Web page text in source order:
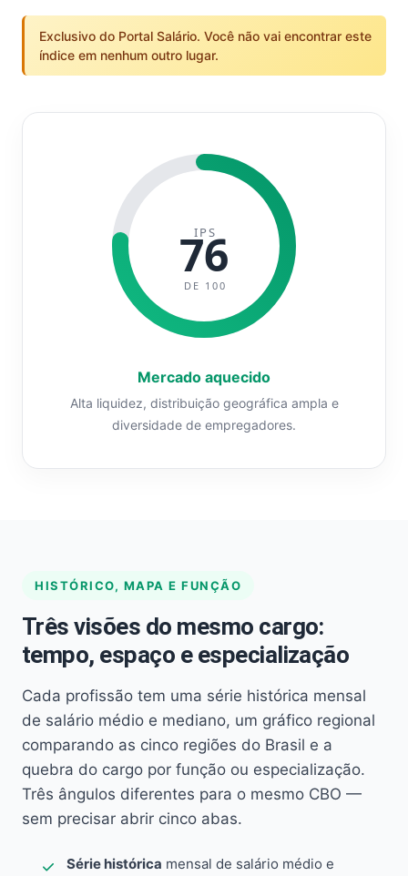
Exclusivo do Portal Salário. Você não vai encontrar este
índice em nenhum outro lugar.
IPS
76
DE 100
Mercado aquecido
Alta liquidez, distribuição geográfica ampla e
diversidade de empregadores.
HISTÓRICO, MAPA E FUNÇÃO
Três visões do mesmo cargo:
tempo, espaço e especialização
Cada profissão tem uma série histórica mensal
de salário médio e mediano, um gráfico regional
comparando as cinco regiões do Brasil e a
quebra do cargo por função ou especialização.
Três ângulos diferentes para o mesmo CBO —
sem precisar abrir cinco abas.
Série histórica mensal de salário médio e